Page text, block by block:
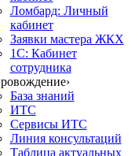
Ломбард: Личный
кабинет
Заявки мастера ЖКХ
1С: Кабинет
сотрудника
›
База знаний
ИТС
Сервисы ИТС
Линия консультаций
Таблица актуальных